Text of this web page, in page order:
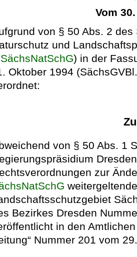
Vom
von § 50 Abs. 2
und
SächsNatSchG) in der
Oktober 1994
von § 50 Abs. 1
zur
Bezirkes Dresden
in den
Nummer 201 vom